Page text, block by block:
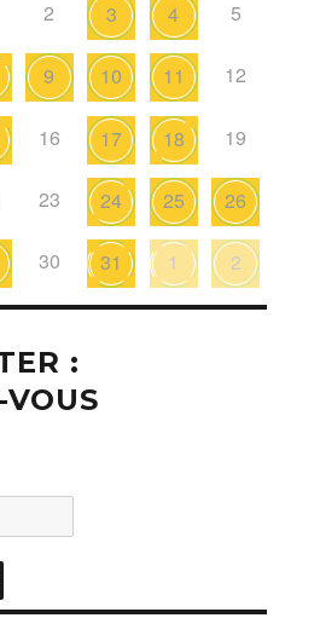
2 3 4 5
9 10 11 12
16 17 18 19
23 24 25 26
30 31 1 2
: